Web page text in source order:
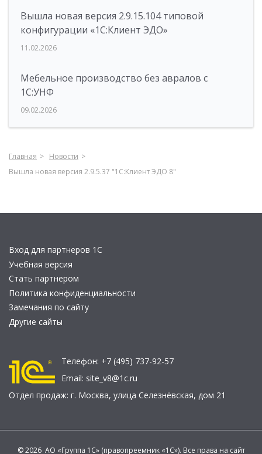
Вышла новая версия 2.9.15.104 типовой
конфигурации «1С:Клиент ЭДО»
11.02.2026
Мебельное производство без авралов с
1С:УНФ
09.02.2026
Главная
Новости
Вышла новая версия 2.9.5.37 "1С:Клиент ЭДО 8"
Вход для партнеров 1С
Учебная версия
Стать партнером
Политика конфиденциальности
Замечания по сайту
Другие сайты
Телефон: +7 (495) 737-92-57
Email: site_v8@1c.ru
Отдел продаж: г. Москва, улица Селезнёвская, дом 21
© 2026 АО «Группа 1С» (правопреемник «1С»). Все права на сайт